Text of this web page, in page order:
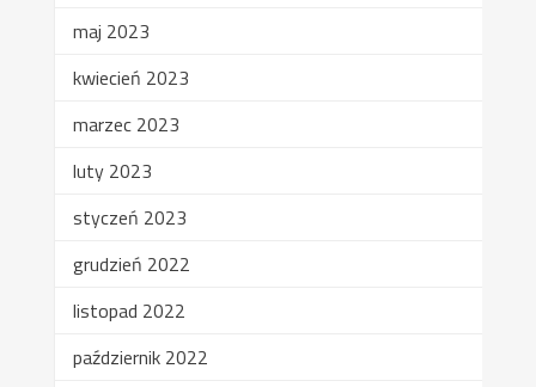
maj 2023
kwiecień 2023
marzec 2023
luty 2023
styczeń 2023
grudzień 2022
listopad 2022
październik 2022